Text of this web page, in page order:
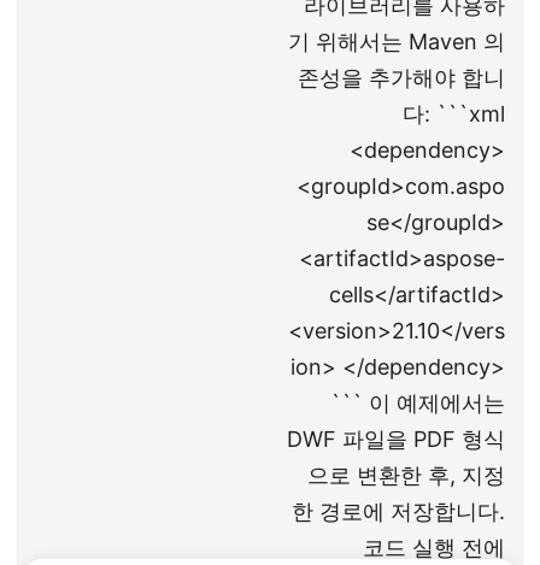
라이브러리를 사용하
기 위해서는 Maven 의
존성을 추가해야 합니
다: ```xml
<dependency>
<groupId>com.aspo
se</groupId>
<artifactId>aspose-
cells</artifactId>
<version>21.10</vers
ion> </dependency>
``` 이 예제에서는
DWF 파일을 PDF 형식
으로 변환한 후, 지정
한 경로에 저장합니다.
코드 실행 전에